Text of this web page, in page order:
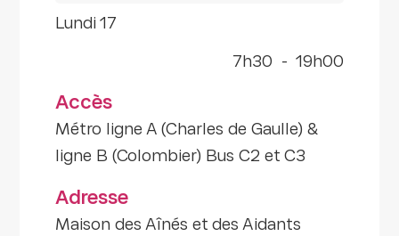
lundi 17
7h30 - 19h00
Accès
Métro ligne A (Charles de Gaulle) &
ligne B (Colombier) Bus C2 et C3
Adresse
Maison des Aînés et des Aidants